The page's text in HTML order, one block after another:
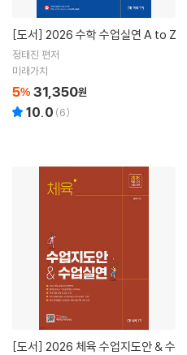
[도서] 2026 수학 수업실연 A to Z
정태진 편저
미래가치
5% 31,350원
10.0 (6)
[도서]